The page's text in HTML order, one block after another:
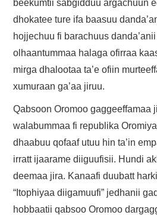
beekumtii sabgidduu argachuun
dhokatee ture ifa baasuu
hojjechuu fi barachuus
olhaantummaa halaga ofirraa
mirga dhalootaa ta’e ofiin
xumuraan ga’aa jiruu.
Qabsoon Oromoo gaggeeffamaa
walabummaa fi republika
dhaabuu qofaaf utuu hin ta’in
irratt ijaarame diiguufisii. Hundi
deemaa jira. Kanaafi duubatt
“Itophiyaa diigamuufi” jedhanii
hobbaatii qabsoo Oromoo